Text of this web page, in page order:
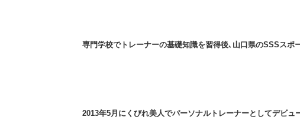
専門学校でトレーナーの基礎知識を習得後､山口県のSSSスポ
2013年5月にくびれ美人でパーソナルトレーナーとしてデビュー